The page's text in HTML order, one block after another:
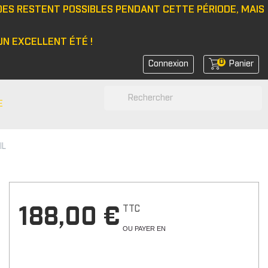
RESTENT POSSIBLES PENDANT CETTE PÉRIODE, MAIS
EXCELLENT ÉTÉ !
Connexion 0 Panier
latérale
de feux
de coin avant
de bras
d'amortisseurs
bonnet
188,00 € TTC
OU PAYER EN